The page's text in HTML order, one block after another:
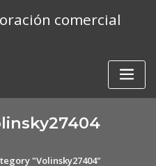
comercial
"Volinsky27404"